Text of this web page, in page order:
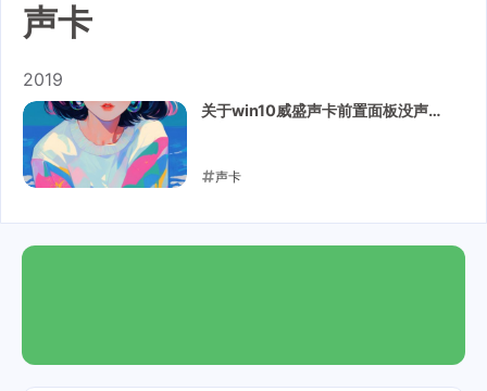
声卡
2019
关于win10威盛声卡前置面板没声音
声卡